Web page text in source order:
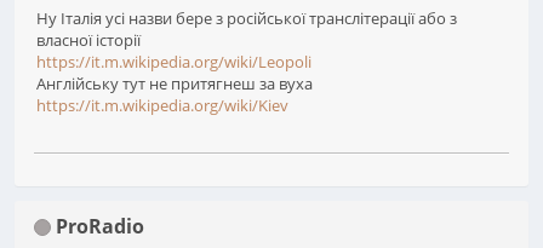
Ну Італія усі назви бере з російської транслітерації або з
власної історії
https://it.m.wikipedia.org/wiki/Leopoli
Англійську тут не притягнеш за вуха
https://it.m.wikipedia.org/wiki/Kiev
ProRadio